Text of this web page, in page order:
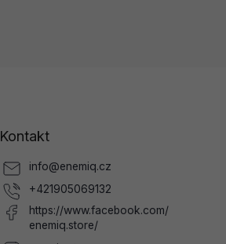
Kontakt
info@enemiq.cz
+421905069132
https://www.facebook.com/
enemiq.store/